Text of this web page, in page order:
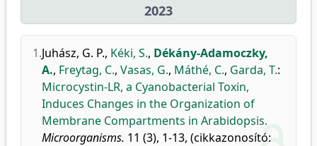
2023
1.Juhász, G. P., Kéki, S., Dékány-Adamoczky,
A., Freytag, C., Vasas, G., Máthé, C., Garda, T.:
Microcystin-LR, a Cyanobacterial Toxin,
Induces Changes in the Organization of
Membrane Compartments in Arabidopsis.
Microorganisms. 11 (3), 1-13, (cikkazonosító: